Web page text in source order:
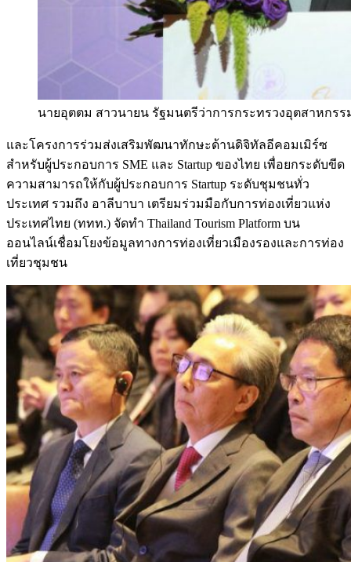
นายอุตตม สาวนายน รัฐมนตรีว่าการกระทรวงอุตสาหกรร
และโครงการร่วมส่งเสริมพัฒนาทักษะด้านดิจิทัลอีคอมเมิร์ซ
สำหรับผู้ประกอบการ SME และ Startup ของไทย เพื่อยกระดับขีด
ความสามารถให้กับผู้ประกอบการ Startup ระดับชุมชนทั่ว
ประเทศ รวมถึง อาลีบาบา เตรียมร่วมมือกับการท่องเที่ยวแห่ง
ประเทศไทย (ททท.) จัดทำ Thailand Tourism Platform บน
ออนไลน์เชื่อมโยงข้อมูลทางการท่องเที่ยวเมืองรองและการท่อง
เที่ยวชุมชน